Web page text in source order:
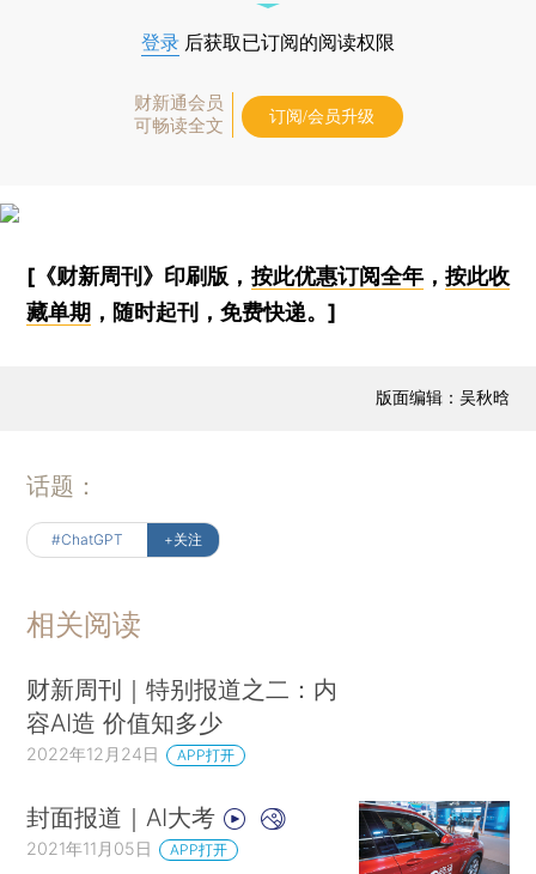
登录 后获取已订阅的阅读权限
财新通会员
可畅读全文
订阅/会员升级
[《财新周刊》印刷版， 按此优惠订阅全年， 按此收
藏单期 ，随时起刊，免费快递。]
版面编辑：吴秋晗
话题：
#ChatGPT +关注
相关阅读
财新周刊｜特别报道之二：内
容AI造 价值知多少
2022年12月24日 APP打开
封面报道｜AI大考
2021年11月05日 APP打开